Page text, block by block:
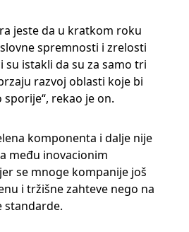
jeste da u kratkom roku
spremnosti i zrelosti
su istakli da su za samo tri
razvoj oblasti koje bi
rekao je on.
komponenta i dalje nije
među inovacionim
se mnoge kompanije još
i tržišne zahteve nego na
standarde.